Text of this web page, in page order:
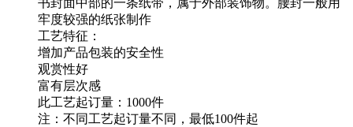
书封面中部的一条纸带，属于外部装饰物。腰封一般用
牢度较强的纸张制作
工艺特征：
增加产品包装的安全性
观赏性好
富有层次感
此工艺起订量：1000件
注：不同工艺起订量不同，最低100件起